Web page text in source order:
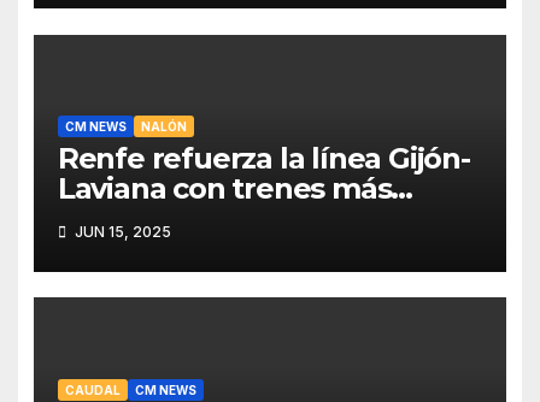
CM NEWS NALÓN
Renfe refuerza la línea Gijón-
Laviana con trenes más
fiables y mejor servicio para
recuperar viajeros
JUN 15, 2025
CAUDAL CM NEWS